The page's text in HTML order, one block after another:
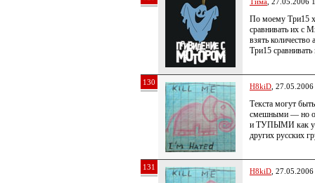
По моему Три15
сравнивать их с
взять
Три15 сравнивать
130 H8kiD ,
Текста могут
смешными — но
и ТУПЫМИ как у
других русских
131 H8kiD ,